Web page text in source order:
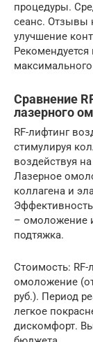
процедуры.
сеанс. Отзывы
улучшение
Рекомендуется
Сравнение
лазерного
RF-лифтинг
стимулируя
воздействуя
Лазерное
коллагена и
– омоложение
подтяжка.
Стоимость: RF-
омоложение (от
руб.). Период
легкое
дискомфорт.